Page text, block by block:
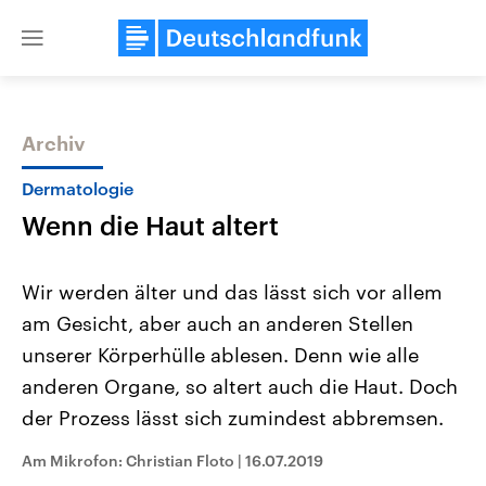
Close
Themen
Landtagswahl Sachsen-Anhalt
2026
Alle Informationen
Sachsen-Anhalt wählt am 6.
Landtag. Seit 2021 wird das
USA
Aktuelle Beiträge,
Hintergründe
Wirtschaftlich und
den mächtigsten Ländern
Archiv
Dermatologie
Wenn die Haut altert
Wir werden älter und das lässt sich vor allem
am Gesicht, aber auch an anderen Stellen
unserer Körperhülle ablesen. Denn wie alle
anderen Organe, so altert auch die Haut. Doch
der Prozess lässt sich zumindest abbremsen.
Am Mikrofon: Christian Floto | 16.07.2019